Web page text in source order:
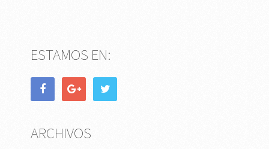
ESTAMOS EN:
ARCHIVOS